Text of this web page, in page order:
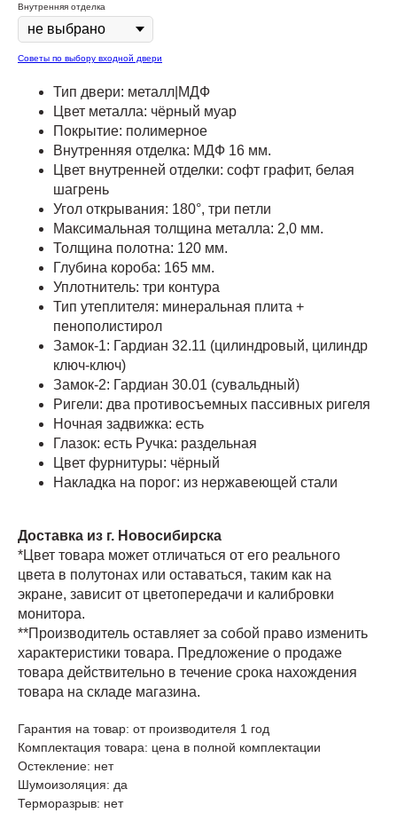
Внутренняя отделка
Советы по выбору входной двери
Тип двери: металл|МДФ
Цвет металла: чёрный муар
Покрытие: полимерное
Внутренняя отделка: МДФ 16 мм.
Цвет внутренней отделки: софт графит, белая
шагрень
Угол открывания: 180°, три петли
Максимальная толщина металла: 2,0 мм.
Толщина полотна: 120 мм.
Глубина короба: 165 мм.
Уплотнитель: три контура
Тип утеплителя: минеральная плита +
пенополистирол
Замок-1: Гардиан 32.11 (цилиндровый, цилиндр
ключ-ключ)
Замок-2: Гардиан 30.01 (сувальдный)
Ригели: два противосъемных пассивных ригеля
Ночная задвижка: есть
Глазок: есть Ручка: раздельная
Цвет фурнитуры: чёрный
Накладка на порог: из нержавеющей стали
Доставка из г. Новосибирска
*Цвет товара может отличаться от его реального
цвета в полутонах или оставаться, таким как на
экране, зависит от цветопередачи и калибровки
монитора.
**Производитель оставляет за собой право изменить
характеристики товара. Предложение о продаже
товара действительно в течение срока нахождения
товара на складе магазина.
Гарантия на товар: от производителя 1 год
Комплектация товара: цена в полной комплектации
Остекление: нет
Шумоизоляция: да
Терморазрыв: нет